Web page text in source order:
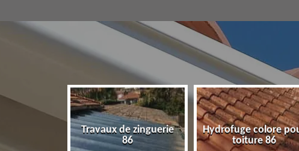
Travaux de zinguerie
86
Hydrofuge colore
toiture 86